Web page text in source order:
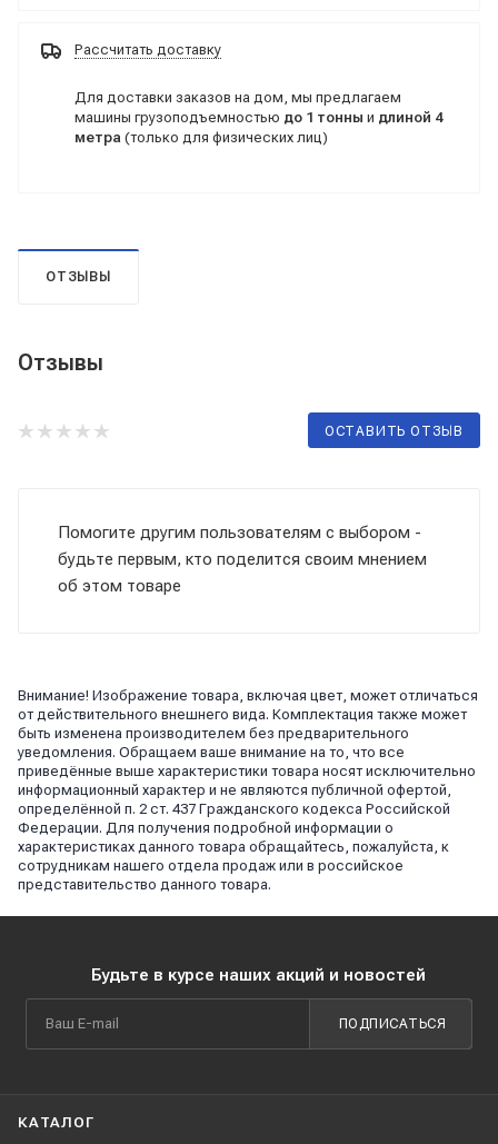
Рассчитать доставку
Для доставки заказов на дом, мы предлагаем
машины грузоподъемностью до 1 тонны и длиной 4
метра (только для физических лиц)
ОТЗЫВЫ
Отзывы
ОСТАВИТЬ ОТЗЫВ
Помогите другим пользователям с выбором -
будьте первым, кто поделится своим мнением
об этом товаре
Внимание! Изображение товара, включая цвет, может отличаться
от действительного внешнего вида. Комплектация также может
быть изменена производителем без предварительного
уведомления. Обращаем ваше внимание на то, что все
приведённые выше характеристики товара носят исключительно
информационный характер и не являются публичной офертой,
определённой п. 2 ст. 437 Гражданского кодекса Российской
Федерации. Для получения подробной информации о
характеристиках данного товара обращайтесь, пожалуйста, к
сотрудникам нашего отдела продаж или в российское
представительство данного товара.
Будьте в курсе наших акций и новостей
ПОДПИСАТЬСЯ
КАТАЛОГ